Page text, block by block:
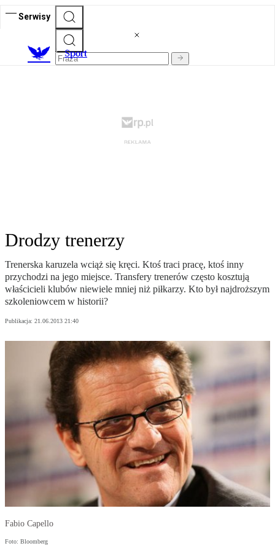
Serwisy
Sport
Drodzy trenerzy
Trenerska karuzela wciąż się kręci. Ktoś traci pracę, ktoś inny
przychodzi na jego miejsce. Transfery trenerów często kosztują
właścicieli klubów niewiele mniej niż piłkarzy. Kto był najdroższym
szkoleniowcem w historii?
Publikacja: 21.06.2013 21:40
Fabio Capello
Foto: Bloomberg